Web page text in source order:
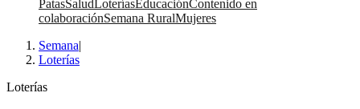
PatasSaludLoteríasEducaciónContenido en
colaboraciónSemana RuralMujeres
Semana|
Loterías
Loterías